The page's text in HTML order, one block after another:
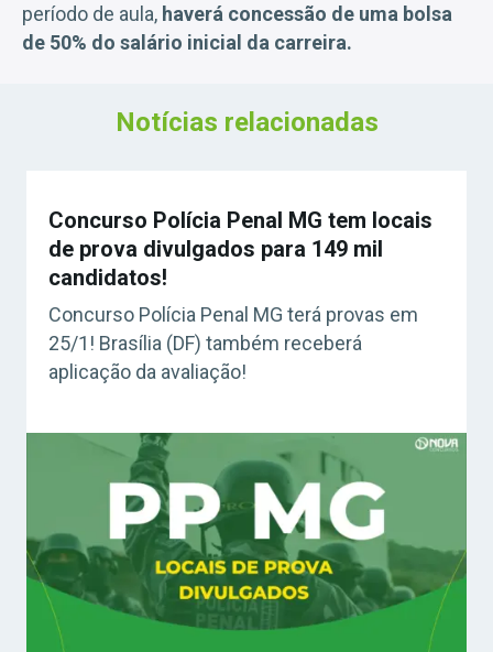
período de aula, haverá concessão de uma bolsa
de 50% do salário inicial da carreira.
Notícias relacionadas
Concurso Polícia Penal MG tem locais
de prova divulgados para 149 mil
candidatos!
Concurso Polícia Penal MG terá provas em
25/1! Brasília (DF) também receberá
aplicação da avaliação!